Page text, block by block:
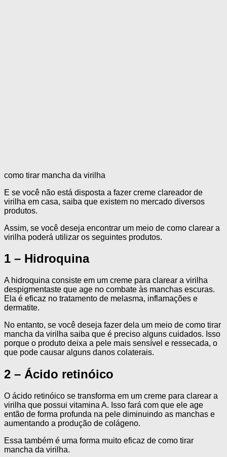
como tirar mancha da virilha
E se você não está disposta a fazer creme clareador de
virilha em casa, saiba que existem no mercado diversos
produtos.
Assim, se você deseja encontrar um meio de como clarear a
virilha poderá utilizar os seguintes produtos.
1 – Hidroquina
A hidroquina consiste em um creme para clarear a virilha
despigmentaste que age no combate às manchas escuras.
Ela é eficaz no tratamento de melasma, inflamações e
dermatite.
No entanto, se você deseja fazer dela um meio de como tirar
mancha da virilha saiba que é preciso alguns cuidados. Isso
porque o produto deixa a pele mais sensível e ressecada, o
que pode causar alguns danos colaterais.
2 – Ácido retinóico
O ácido retinóico se transforma em um creme para clarear a
virilha que possui vitamina A. Isso fará com que ele age
então de forma profunda na pele diminuindo as manchas e
aumentando a produção de colágeno.
Essa também é uma forma muito eficaz de como tirar
mancha da virilha.